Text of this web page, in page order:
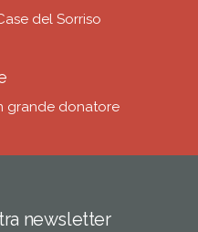
del Sorriso
grande donatore
newsletter